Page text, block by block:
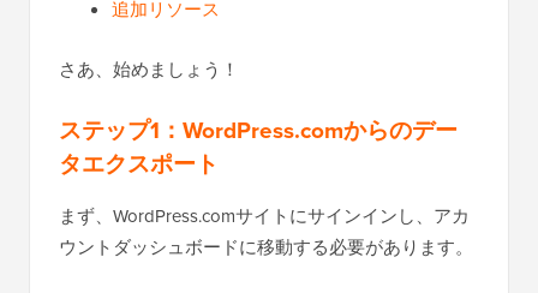
追加リソース
さあ、始めましょう！
ステップ1：WordPress.comからのデー
タエクスポート
まず、WordPress.comサイトにサインインし、アカ
ウントダッシュボードに移動する必要があります。